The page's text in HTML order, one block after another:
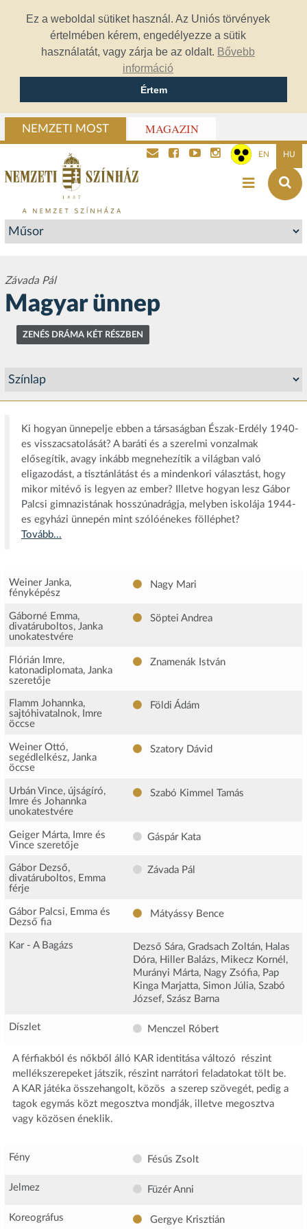
Ez a weboldal sütiket használ. Az Uniós törvények
értelmében kérem, engedélyezze a sütik
használatát, vagy zárja be az oldalt. Bővebb
információ
Értem
NEMZETI MOST MAGAZIN
EN HU
Závada Pál
Magyar ünnep
ZENÉS DRÁMA KÉT RÉSZBEN
Ki hogyan ünnepelje ebben a társaságban Észak-Erdély 1940-
es visszacsatolását? A baráti és a szerelmi vonzalmak
elősegítik, avagy inkább megnehezítik a világban való
eligazodást, a tisztánlátást és a mindenkori választást, hogy
mikor mitévő is legyen az ember? Illetve hogyan lesz Gábor
Palcsi gimnazistának hosszúnadrágja, melyben iskolája 1944-
es egyházi ünnepén mint szólóénekes fölléphet?
Tovább...
Weiner Janka,
fényképész
Nagy Mari
Gáborné Emma,
divatáruboltos, Janka
unokatestvére
Söptei Andrea
Flórián Imre,
katonadiplomata, Janka
szeretője
Znamenák István
Flamm Johannka,
sajtóhivatalnok, Imre
öccse
Földi Ádám
Weiner Ottó,
segédlelkész, Janka
öccse
Szatory Dávid
Urbán Vince, újságíró,
Imre és Johannka
unokatestvére
Szabó Kimmel Tamás
Geiger Márta, Imre és
Vince szeretője
Gáspár Kata
Gábor Dezső,
divatáruboltos, Emma
férje
Závada Pál
Gábor Palcsi, Emma és
Dezső fia
Mátyássy Bence
Kar - A Bagázs
Dezső Sára, Gradsach Zoltán, Halas
Dóra, Hiller Balázs, Mikecz Kornél,
Murányi Márta, Nagy Zsófia, Pap
Kinga Marjatta, Simon Júlia, Szabó
József, Szász Barna
Díszlet Menczel Róbert
A férfiakból és nőkből álló KAR identitása változó  részint
mellékszerepeket játszik, részint narrátori feladatokat tölt be.
A KAR játéka összehangolt, közös  a szerep szövegét, pedig a
tagok egymás közt megosztva mondják, illetve megosztva
vagy közösen éneklik.
Fény Fésűs Zsolt
Jelmez Füzér Anni
Koreográfus Gergye Krisztián